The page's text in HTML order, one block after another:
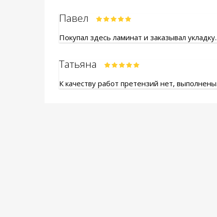
Павел
Покупал здесь ламинат и заказывал
Татьяна
К качеству работ претензий нет,